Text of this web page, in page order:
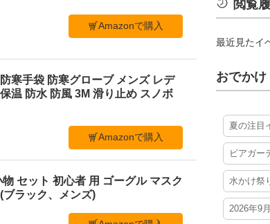
Amazonで購入
寒手袋 防寒グローブ メンズ レデ
温 防水 防風 3M 滑り止め スノボ
Amazonで購入
セット 初心者 用 ゴーグル マスク
ブラック、メンズ)
閲覧
最近見たイ
おでかけ
夏の注目
ビアガー
水かけ祭
2026年9